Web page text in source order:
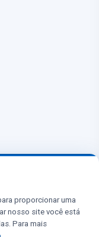
proporcionar uma
nosso site você está
Para mais